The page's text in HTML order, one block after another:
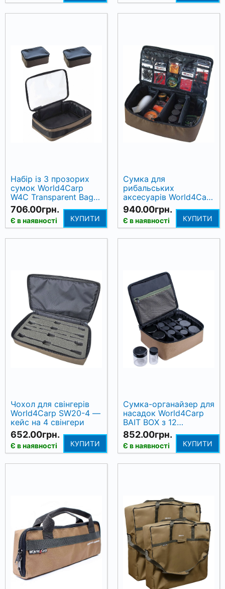
Набір із 3 прозорих
сумок World4Carp
W4C Transparent Bag
Set, 600D
706.00грн.
Є в наявності КУПИТИ
Сумка для
рибальських
аксесуарів World4Carp
W4C Tackle Bag Large
940.00грн.
Є в наявності КУПИТИ
Чохол для свінгерів
World4Carp SW20-4 —
кейс на 4 свінгери
652.00грн.
Є в наявності КУПИТИ
Сумка-органайзер для
насадок World4Carp
BAIT BOX з 12
банками, зелена
852.00грн.
Є в наявності КУПИТИ